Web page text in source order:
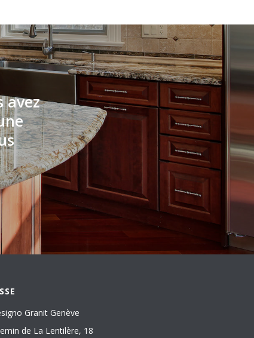
avez
Granit Genève
de La Lentilère, 18